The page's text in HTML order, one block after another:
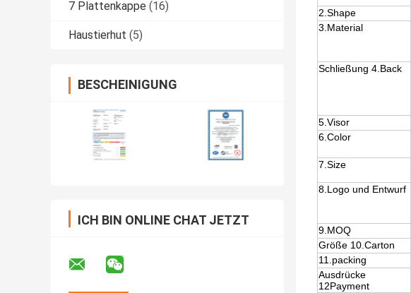
7 Plattenkappe (16)
Haustierhut (5)
BESCHEINIGUNG
ICH BIN ONLINE CHAT JETZT
2.Shape
3.Material
Schließung 4.Back
5.Visor
6.Color
7.Size
8.Logo und Entwurf
9.MOQ
Größe 10.Carton
11.packing
Ausdrücke
12Payment